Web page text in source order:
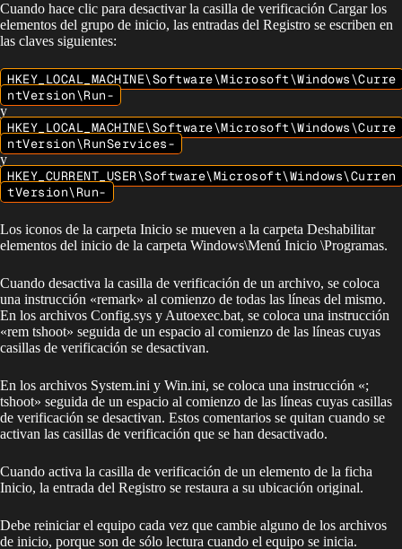
Cuando hace clic para desactivar la casilla de verificación Cargar los
elementos del grupo de inicio, las entradas del Registro se escriben en
las claves siguientes:
HKEY_LOCAL_MACHINE\Software\Microsoft\Windows\Curre
ntVersion\Run-
y
HKEY_LOCAL_MACHINE\Software\Microsoft\Windows\Curre
ntVersion\RunServices-
y
HKEY_CURRENT_USER\Software\Microsoft\Windows\Curren
tVersion\Run-
Los iconos de la carpeta Inicio se mueven a la carpeta Deshabilitar
elementos del inicio de la carpeta Windows\Menú Inicio \Programas.
Cuando desactiva la casilla de verificación de un archivo, se coloca
una instrucción «remark» al comienzo de todas las líneas del mismo.
En los archivos Config.sys y Autoexec.bat, se coloca una instrucción
«rem tshoot» seguida de un espacio al comienzo de las líneas cuyas
casillas de verificación se desactivan.
En los archivos System.ini y Win.ini, se coloca una instrucción «;
tshoot» seguida de un espacio al comienzo de las líneas cuyas casillas
de verificación se desactivan. Estos comentarios se quitan cuando se
activan las casillas de verificación que se han desactivado.
Cuando activa la casilla de verificación de un elemento de la ficha
Inicio, la entrada del Registro se restaura a su ubicación original.
Debe reiniciar el equipo cada vez que cambie alguno de los archivos
de inicio, porque son de sólo lectura cuando el equipo se inicia.